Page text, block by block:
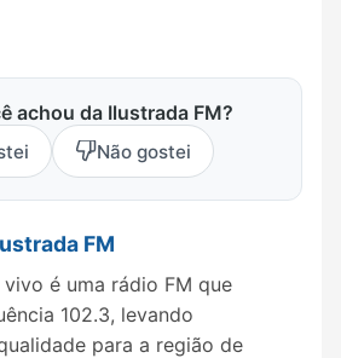
achou da Ilustrada FM?
Não gostei
FM
é uma rádio FM que
102.3, levando
para a região de